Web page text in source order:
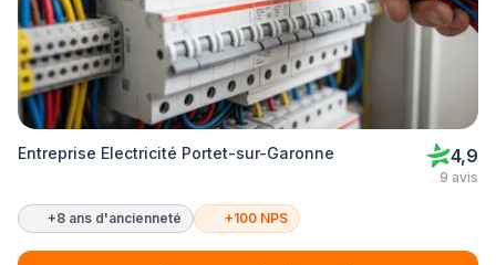
Entreprise Electricité Portet-sur-Garonne 4,9
9 avis
+8 ans d'ancienneté +100 NPS